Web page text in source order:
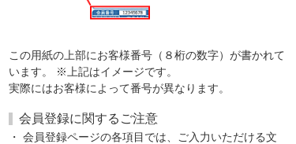
この用紙の上部にお客様番号（８桁の数字）が書かれて
います。 ※上記はイメージです。
実際にはお客様によって番号が異なります。
会員登録に関するご注意
・ 会員登録ページの各項目では、ご入力いただける文